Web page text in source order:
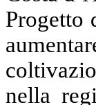
Progetto
nella